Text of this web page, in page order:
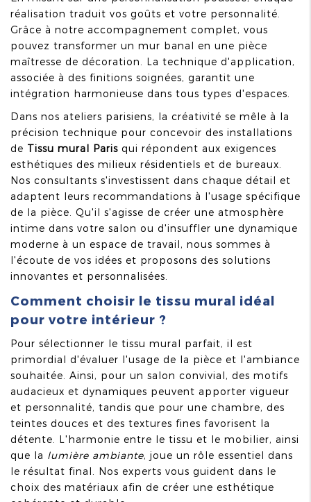
réalisation traduit vos goûts et votre personnalité.
Grâce à notre accompagnement complet, vous
pouvez transformer un mur banal en une pièce
maîtresse de décoration. La technique d'application,
associée à des finitions soignées, garantit une
intégration harmonieuse dans tous types d'espaces.
Dans nos ateliers parisiens, la créativité se mêle à la
précision technique pour concevoir des installations
de Tissu mural Paris qui répondent aux exigences
esthétiques des milieux résidentiels et de bureaux.
Nos consultants s'investissent dans chaque détail et
adaptent leurs recommandations à l'usage spécifique
de la pièce. Qu'il s'agisse de créer une atmosphère
intime dans votre salon ou d'insuffler une dynamique
moderne à un espace de travail, nous sommes à
l'écoute de vos idées et proposons des solutions
innovantes et personnalisées.
Comment choisir le tissu mural idéal
pour votre intérieur ?
Pour sélectionner le tissu mural parfait, il est
primordial d'évaluer l'usage de la pièce et l'ambiance
souhaitée. Ainsi, pour un salon convivial, des motifs
audacieux et dynamiques peuvent apporter vigueur
et personnalité, tandis que pour une chambre, des
teintes douces et des textures fines favorisent la
détente. L'harmonie entre le tissu et le mobilier, ainsi
que la lumière ambiante, joue un rôle essentiel dans
le résultat final. Nos experts vous guident dans le
choix des matériaux afin de créer une esthétique